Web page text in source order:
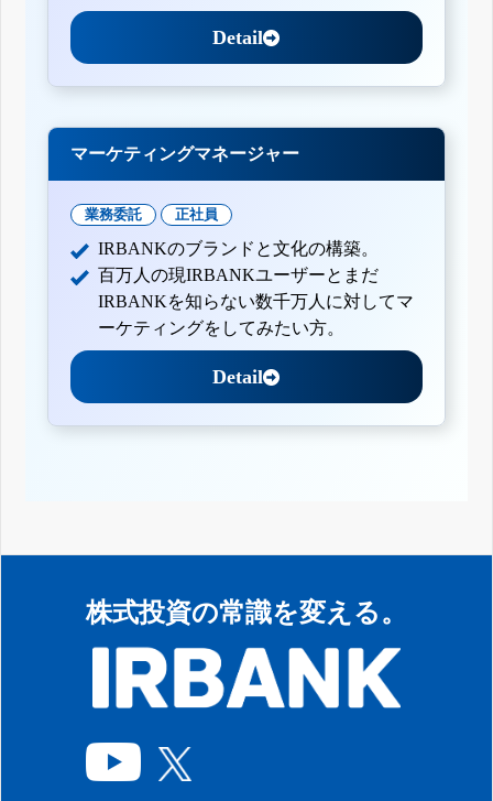
Detail
マーケティングマネージャー
業務委託 正社員
IRBANKのブランドと文化の構築。
百万人の現IRBANKユーザーとまだ
IRBANKを知らない数千万人に対してマ
ーケティングをしてみたい方。
Detail
株式投資の常識を変える。